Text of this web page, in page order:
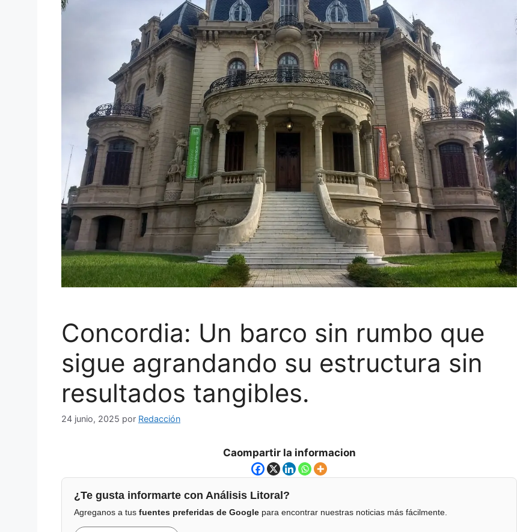
Concordia: Un barco sin rumbo que
sigue agrandando su estructura sin
resultados tangibles.
24 junio, 2025 por Redacción
Caompartir la informacion
¿Te gusta informarte con Análisis Litoral?
Agreganos a tus fuentes preferidas de Google para encontrar nuestras noticias más fácilmente.